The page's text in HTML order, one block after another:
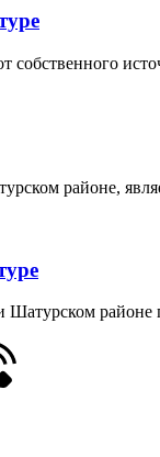
собственного
районе,
Шатурском районе